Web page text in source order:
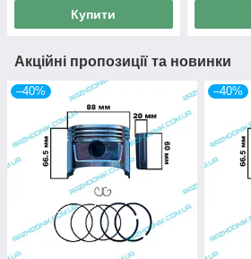
Купити
Акційні пропозиції та новинки
–40% –40%